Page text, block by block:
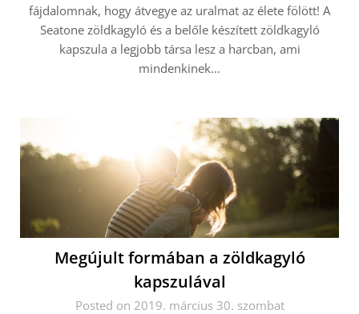
fájdalomnak, hogy átvegye az uralmat az élete fölött! A
Seatone zöldkagyló és a belőle készített zöldkagyló
kapszula a legjobb társa lesz a harcban, ami
mindenkinek…
Megújult formában a zöldkagyló
kapszulával
Posted on 2019. március 30. szombat